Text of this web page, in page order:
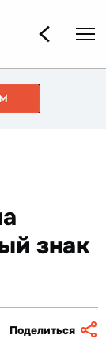
знак
Поделиться